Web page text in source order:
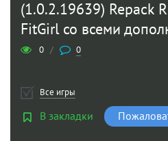
(1.0.2.19639) Repack
FitGirl со всеми
0 / 0
Все игры
В закладки